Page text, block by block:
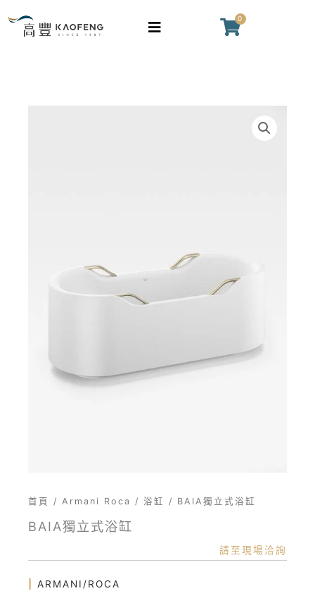
0
購
首頁 / Armani Roca / 浴缸 / BAIA獨立式浴缸
BAIA獨立式浴缸
請至現場洽詢
ARMANI/ROCA